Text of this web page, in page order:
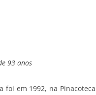
93 anos
foi em 1992, na Pinacoteca